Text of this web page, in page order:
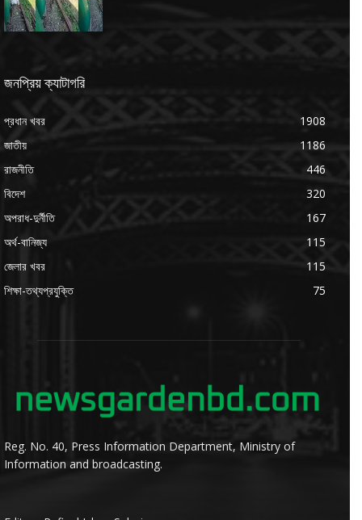
জনপ্রিয় ক্যাটাগরি
প্রধান খবর
1908
জাতীয়
1186
রাজনীতি
446
বিদেশ
320
অপরাধ-দুর্নীতি
167
অর্থ-বানিজ্য
115
জেলার খবর
115
শিক্ষা-তথ্যপ্রযুক্তি
75
Reg. No. 40, Press Information Department, Ministry of
Information and broadcasting.